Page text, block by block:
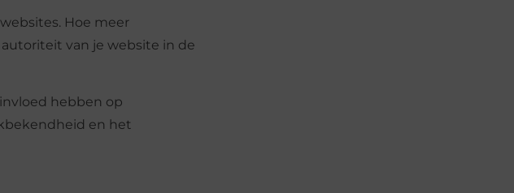
Hoe meer
van je website in de
hebben op
en het